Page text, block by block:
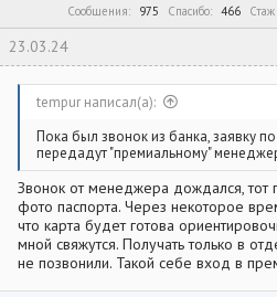
Сообщения
975 Спасибо 466 Стаж
23.03.24
tempur написал(а):
Пока был звонок из банка, заявку
передадут "премиальному"
Звонок от менеджера дождался, тот
фото паспорта. Через некоторое
что карта будет готова
мной свяжутся. Получать только в
не позвонили. Такой себе вход в